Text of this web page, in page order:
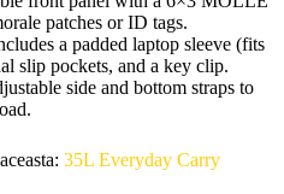
patches or ID tags.
a padded laptop sleeve (fits
slip pockets, and a key clip.
side and bottom straps to
35L Everyday Carry